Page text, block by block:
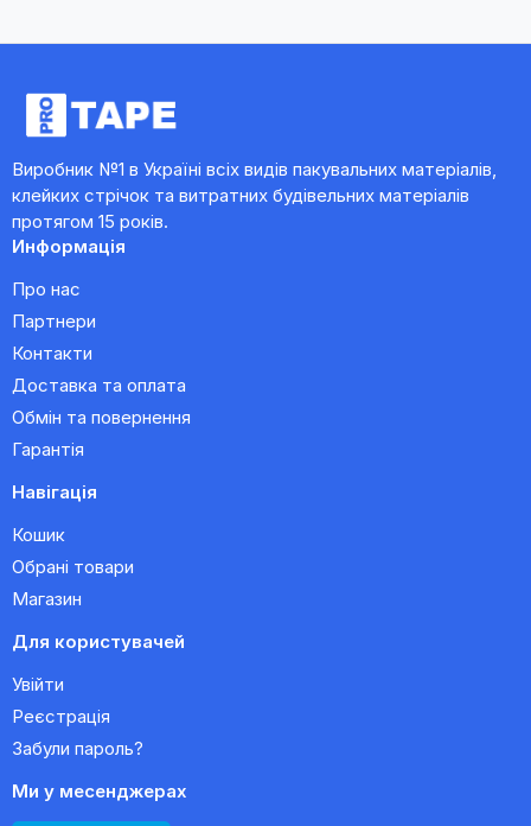
Виробник №1 в Україні всіх видів пакувальних матеріалів,
клейких стрічок та витратних будівельних матеріалів
протягом 15 років.
Информація
Про нас
Партнери
Контакти
Доставка та оплата
Обмін та повернення
Гарантія
Навігація
Кошик
Обрані товари
Магазин
Для користувачей
Увійти
Реєстрація
Забули пароль?
Ми у месенджерах